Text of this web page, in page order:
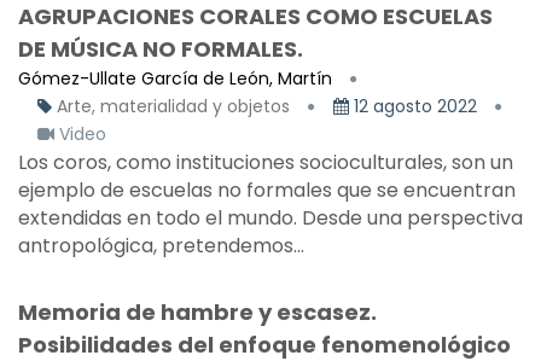
AGRUPACIONES CORALES COMO ESCUELAS
DE MÚSICA NO FORMALES.
Gómez-Ullate García de León, Martín
Arte, materialidad y objetos
12 agosto 2022
Video
Los coros, como instituciones socioculturales, son un
ejemplo de escuelas no formales que se encuentran
extendidas en todo el mundo. Desde una perspectiva
antropológica, pretendemos...
Memoria de hambre y escasez.
Posibilidades del enfoque fenomenológico